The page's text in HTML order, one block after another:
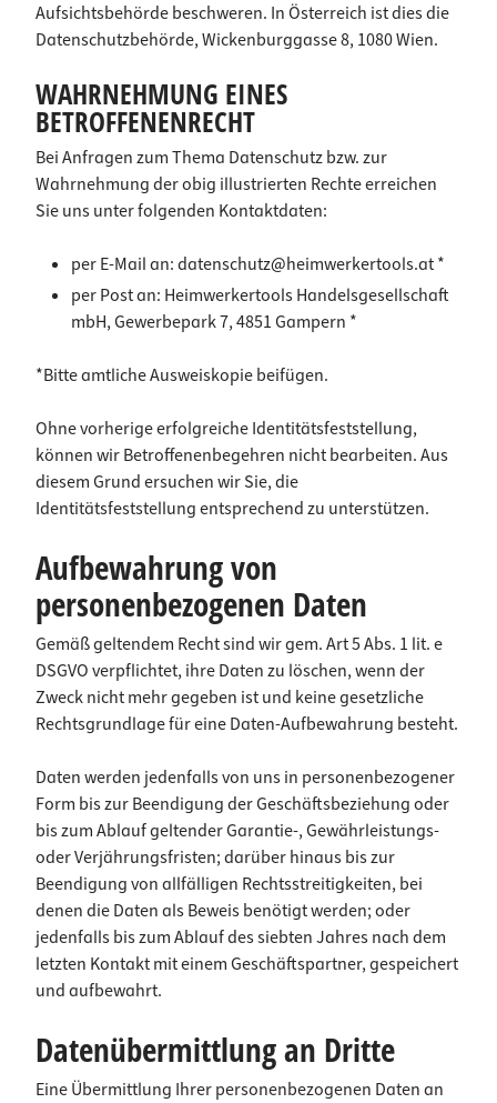
Aufsichtsbehörde beschweren. In Österreich ist dies die
Datenschutzbehörde, Wickenburggasse 8, 1080 Wien.
WAHRNEHMUNG EINES
BETROFFENENRECHT
Bei Anfragen zum Thema Datenschutz bzw. zur
Wahrnehmung der obig illustrierten Rechte erreichen
Sie uns unter folgenden Kontaktdaten:
per E-Mail an:datenschutz@heimwerkertools.at*
per Post an: Heimwerkertools Handelsgesellschaft
mbH, Gewerbepark 7, 4851 Gampern *
*Bitte amtliche Ausweiskopie beifügen.
Ohne vorherige erfolgreiche Identitätsfeststellung,
können wir Betroffenenbegehren nicht bearbeiten. Aus
diesem Grund ersuchen wir Sie, die
Identitätsfeststellung entsprechend zu unterstützen.
Aufbewahrung von
personenbezogenen Daten
Gemäß geltendem Recht sind wir gem. Art 5 Abs. 1 lit. e
DSGVO verpflichtet, ihre Daten zu löschen, wenn der
Zweck nicht mehr gegeben ist und keine gesetzliche
Rechtsgrundlage für eine Daten-Aufbewahrung besteht.
Daten werden jedenfalls von uns in personenbezogener
Form bis zur Beendigung der Geschäftsbeziehung oder
bis zum Ablauf geltender Garantie-, Gewährleistungs-
oder Verjährungsfristen; darüber hinaus bis zur
Beendigung von allfälligen Rechtsstreitigkeiten, bei
denen die Daten als Beweis benötigt werden; oder
jedenfalls bis zum Ablauf des siebten Jahres nach dem
letzten Kontakt mit einem Geschäftspartner, gespeichert
und aufbewahrt.
Datenübermittlung an Dritte
Eine Übermittlung Ihrer personenbezogenen Daten an